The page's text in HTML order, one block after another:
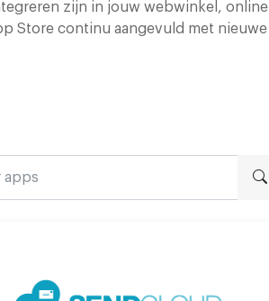
zijn in jouw webwinkel, online
Store continu aangevuld met nieuwe